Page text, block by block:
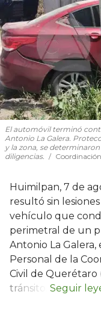
El automóvil terminó
Antonio La Galera.
y la zona, se
diligencias.
Huimilpan, 7 de
resultó sin
vehículo que
perimetral de un
Antonio La
Personal de la
Civil de Querétaro
tránsito.